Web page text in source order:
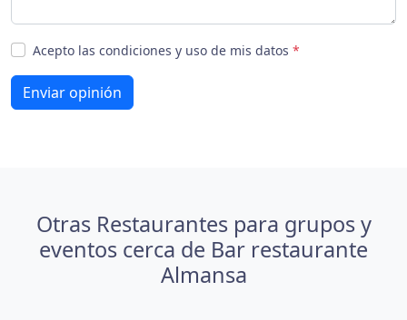
Acepto las condiciones y uso de mis datos *
Enviar opinión
Otras Restaurantes para grupos y
eventos cerca de Bar restaurante
Almansa